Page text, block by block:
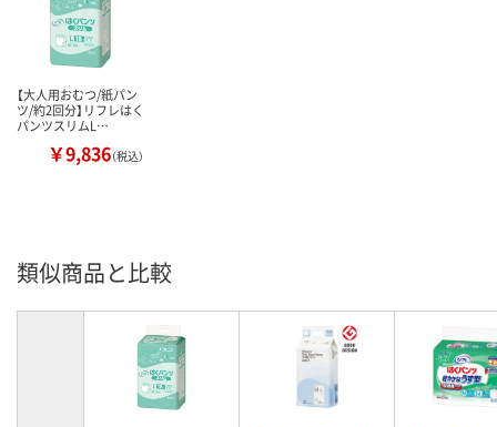
【大人用おむつ/紙パン
ツ/約2回分】リフレはく
パンツスリムL…
￥9,836（税込）
類似商品と比較